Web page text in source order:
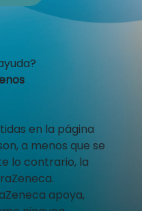
en la página
a menos que se
lo contrario, la
apoya,